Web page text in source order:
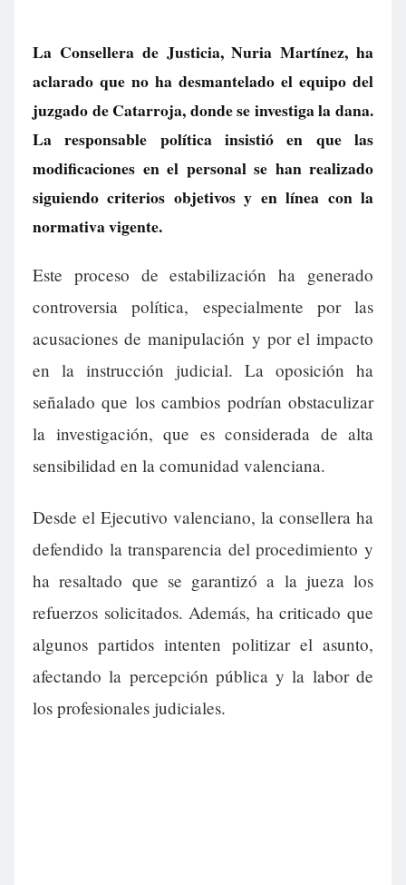
La Consellera de Justicia, Nuria Martínez, ha
aclarado que no ha desmantelado el equipo del
juzgado de Catarroja, donde se investiga la dana.
La responsable política insistió en que las
modificaciones en el personal se han realizado
siguiendo criterios objetivos y en línea con la
normativa vigente.
Este proceso de estabilización ha generado
controversia política, especialmente por las
acusaciones de manipulación y por el impacto
en la instrucción judicial. La oposición ha
señalado que los cambios podrían obstaculizar
la investigación, que es considerada de alta
sensibilidad en la comunidad valenciana.
Desde el Ejecutivo valenciano, la consellera ha
defendido la transparencia del procedimiento y
ha resaltado que se garantizó a la jueza los
refuerzos solicitados. Además, ha criticado que
algunos partidos intenten politizar el asunto,
afectando la percepción pública y la labor de
los profesionales judiciales.